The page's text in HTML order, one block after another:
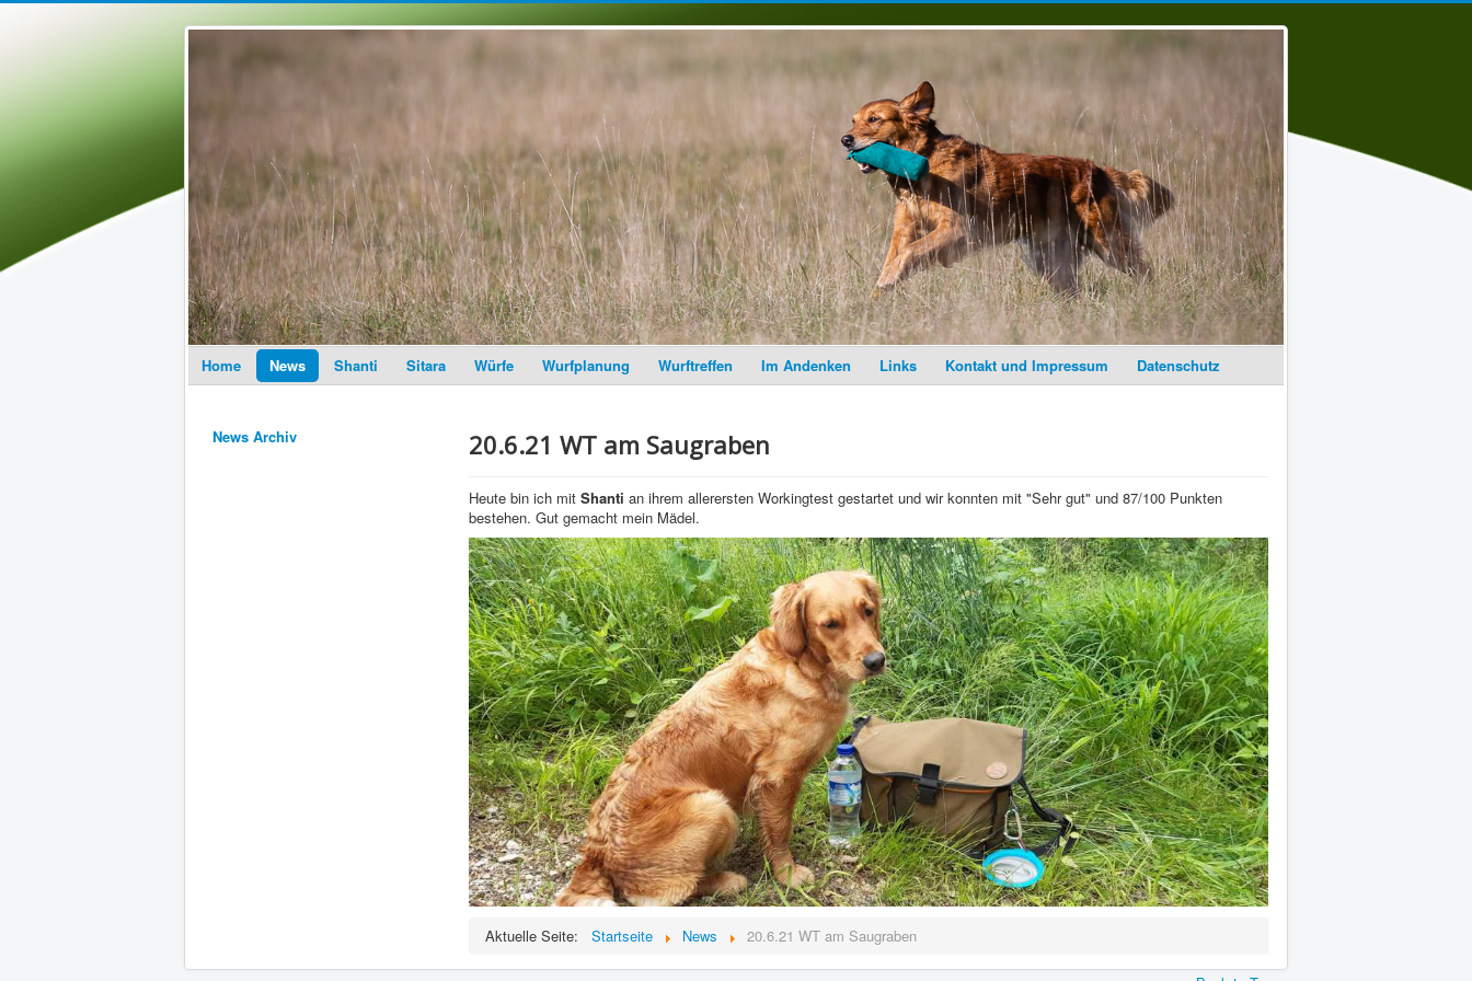
Home News Shanti Sitara Würfe Wurfplanung Wurftreffen Im Andenken Links Kontakt und Impressum Datenschutz
News Archiv 20.6.21 WT am Saugraben
Heute bin ich mit Shanti an ihrem allerersten Workingtest gestartet und wir konnten mit "Sehr gut" und 87/100 Punkten
bestehen. Gut gemacht mein Mädel.
Aktuelle Seite: Startseite News 20.6.21 WT am Saugraben